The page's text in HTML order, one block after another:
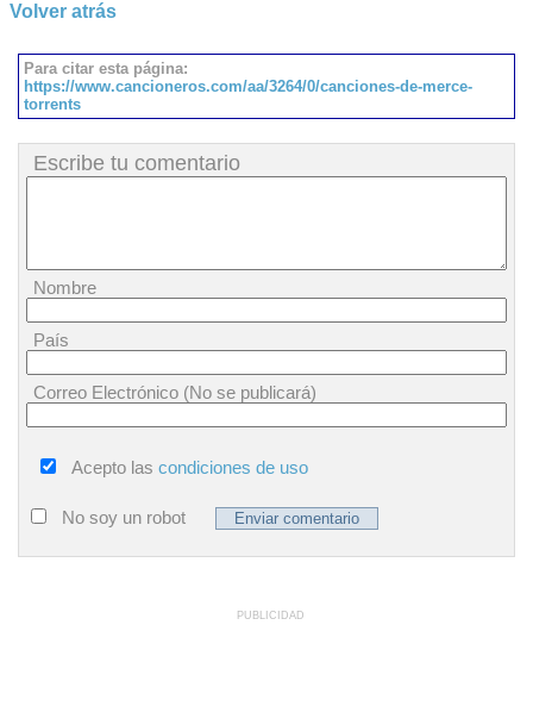
Volver atrás
Para citar esta página:
https://www.cancioneros.com/aa/3264/0/canciones-de-merce-
torrents
Escribe tu comentario
Nombre
País
Correo Electrónico (No se publicará)
Acepto las condiciones de uso
No soy un robot
PUBLICIDAD